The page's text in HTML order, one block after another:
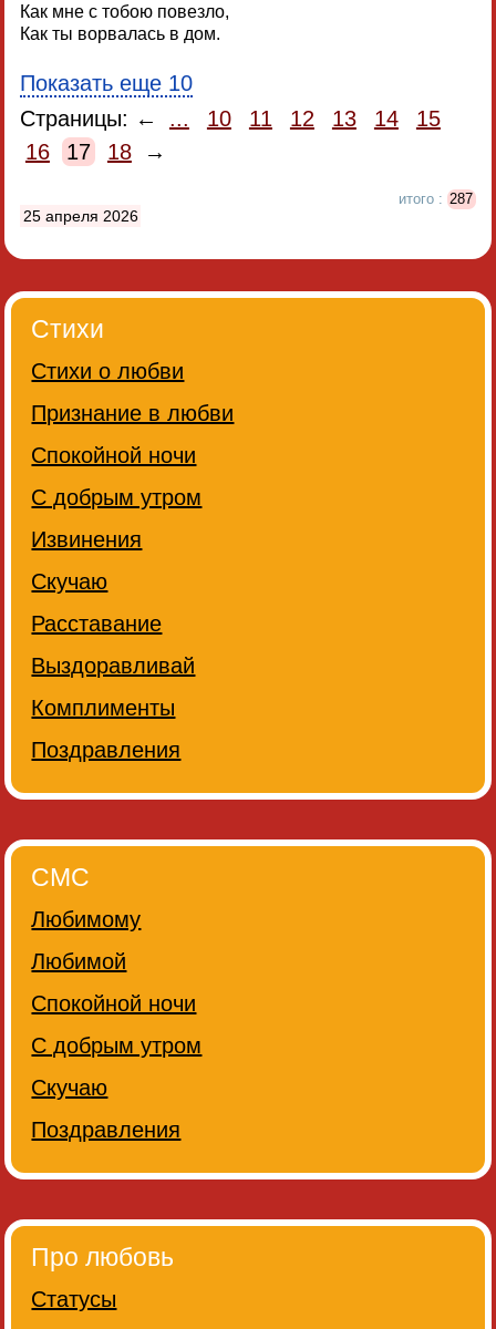
Как мне с тобою повезло,
Как ты ворвалась в дом.
Показать еще 10
Страницы: ←
... 10 11 12 13 14
15
16
17 18 →
итого : 287
25 апреля 2026
Стихи
Стихи о любви
Признание в любви
Спокойной ночи
С добрым утром
Извинения
Скучаю
Расставание
Выздоравливай
Комплименты
Поздравления
СМС
Любимому
Любимой
Спокойной ночи
С добрым утром
Скучаю
Поздравления
Про любовь
Статусы